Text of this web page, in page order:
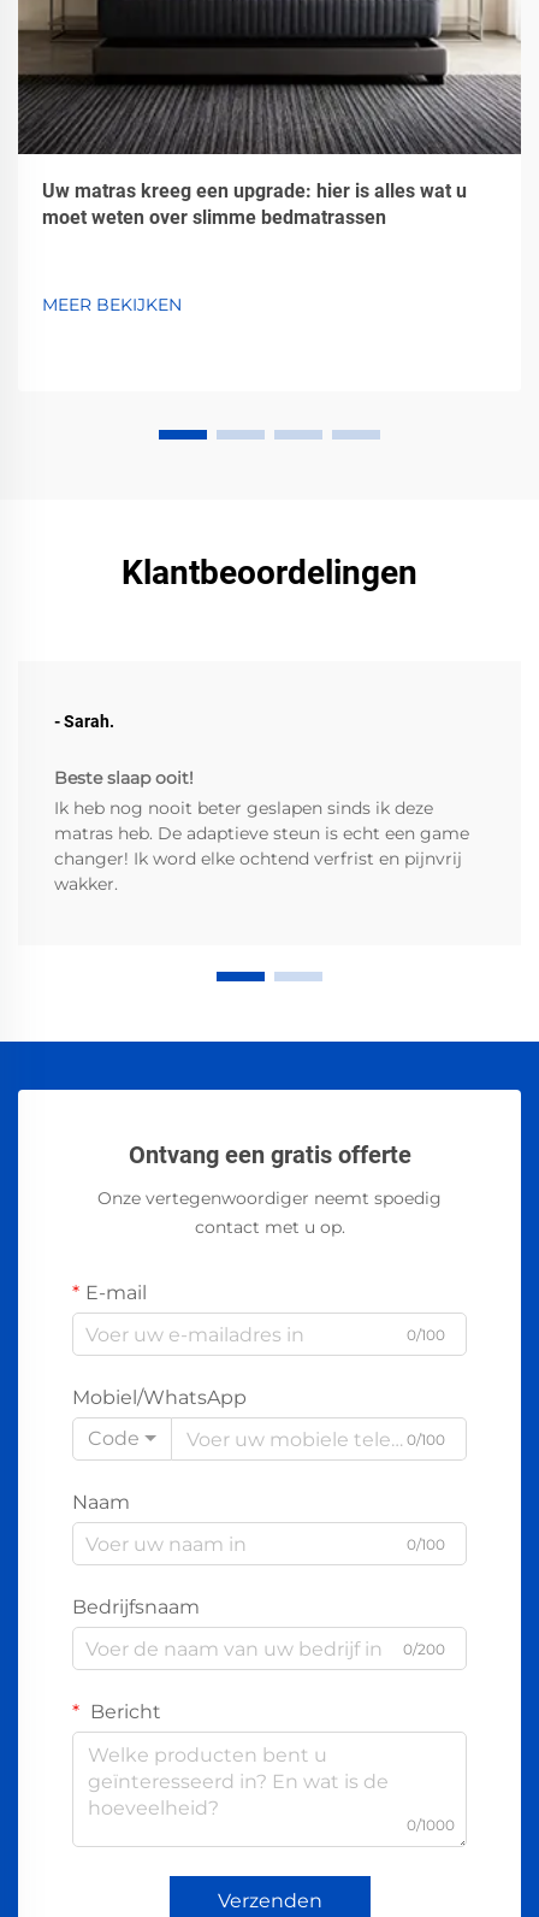
Uw matras kreeg een upgrade: hier is alles wat u
moet weten over slimme bedmatrassen
MEER BEKIJKEN
Klantbeoordelingen
- Sarah.
Beste slaap ooit!
Ik heb nog nooit beter geslapen sinds ik deze
matras heb. De adaptieve steun is echt een game
changer! Ik word elke ochtend verfrist en pijnvrij
wakker.
Ontvang een gratis offerte
Onze vertegenwoordiger neemt spoedig
contact met u op.
E-mail
0/100
Mobiel/WhatsApp
Code
0/100
Naam
0/100
Bedrijfsnaam
0/200
Bericht
0/1000
Verzenden